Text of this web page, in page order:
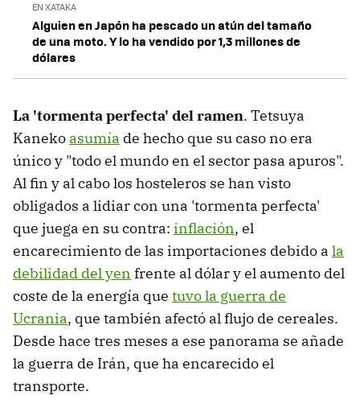
EN XATAKA
Alguien en Japón ha pescado un atún del tamaño
de una moto. Y lo ha vendido por 1,3 millones de
dólares
La 'tormenta perfecta' del ramen. Tetsuya
Kaneko asumía de hecho que su caso no era
único y "todo el mundo en el sector pasa apuros".
Al fin y al cabo los hosteleros se han visto
obligados a lidiar con una 'tormenta perfecta'
que juega en su contra: inflación, el
encarecimiento de las importaciones debido a la
debilidad del yen frente al dólar y el aumento del
coste de la energía que tuvo la guerra de
Ucrania, que también afectó al flujo de cereales.
Desde hace tres meses a ese panorama se añade
la guerra de Irán, que ha encarecido el
transporte.